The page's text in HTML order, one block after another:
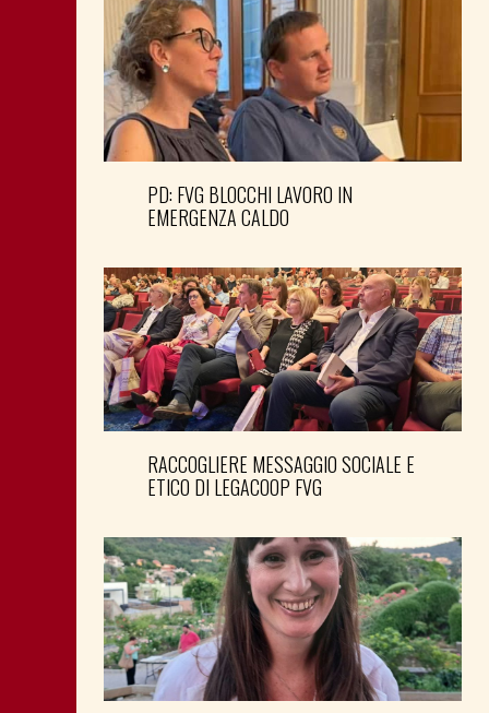
PD: FVG BLOCCHI LAVORO IN
EMERGENZA CALDO
RACCOGLIERE MESSAGGIO SOCIALE E
ETICO DI LEGACOOP FVG